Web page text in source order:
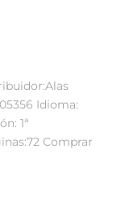
Idioma:
1ª
Comprar